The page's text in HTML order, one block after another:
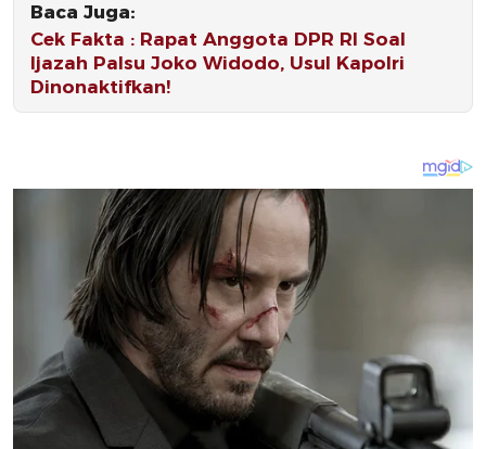
Baca Juga:
Cek Fakta : Rapat Anggota DPR RI Soal
Ijazah Palsu Joko Widodo, Usul Kapolri
Dinonaktifkan!